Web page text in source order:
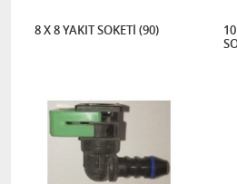
8 X 8 YAKIT SOKETİ (90)